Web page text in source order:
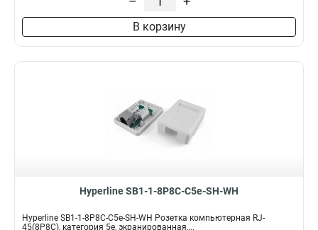
В корзину
Hyperline SB1-1-8P8C-C5e-SH-WH
Hyperline SB1-1-8P8C-C5e-SH-WH Розетка компьютерная RJ-
45(8P8C), категория 5e, экранированная,...